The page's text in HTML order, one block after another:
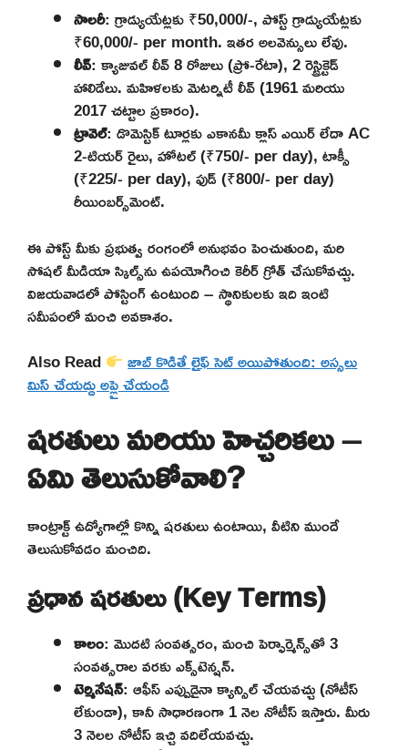
సాలరీ: గ్రాడ్యుయేట్లకు ₹50,000/-, పోస్ట్ గ్రాడ్యుయేట్లకు
₹60,000/- per month. ఇతర అలవెన్సులు లేవు.
లీవ్: క్యాజువల్ లీవ్ 8 రోజులు (ప్రో-రేటా), 2 రెస్ట్రిక్టెడ్
హాలిడేలు. మహిళలకు మెటర్నిటీ లీవ్ (1961 మరియు
2017 చట్టాల ప్రకారం).
ట్రావెల్: డొమెస్టిక్ టూర్లకు ఎకానమీ క్లాస్ ఎయిర్ లేదా AC
2-టియర్ రైలు, హోటల్ (₹750/- per day), టాక్సీ
(₹225/- per day), ఫుడ్ (₹800/- per day)
రీయింబర్స్‌మెంట్.
ఈ పోస్ట్ మీకు ప్రభుత్వ రంగంలో అనుభవం పెంచుతుంది, మరి
సోషల్ మీడియా స్కిల్స్‌ను ఉపయోగించి కెరీర్ గ్రోత్ చేసుకోవచ్చు.
విజయవాడలో పోస్టింగ్ ఉంటుంది – స్థానికులకు ఇది ఇంటి
సమీపంలో మంచి అవకాశం.
Also Read
జాబ్ కొడితే లైఫ్ సెట్ అయిపోతుంది: అస్సలు
మిస్ చేయద్దు అప్లై చేయండి
షరతులు మరియు హెచ్చరికలు –
ఏమి తెలుసుకోవాలి?
కాంట్రాక్ట్ ఉద్యోగాల్లో కొన్ని షరతులు ఉంటాయి, వీటిని ముందే
తెలుసుకోవడం మంచిది.
ప్రధాన షరతులు (Key Terms)
కాలం: మొదటి సంవత్సరం, మంచి పెర్ఫార్మెన్స్‌తో 3
సంవత్సరాల వరకు ఎక్స్‌టెన్షన్.
టెర్మినేషన్: ఆఫీస్ ఎప్పుడైనా క్యాన్సిల్ చేయవచ్చు (నోటీస్
లేకుండా), కానీ సాధారణంగా 1 నెల నోటీస్ ఇస్తారు. మీరు
3 నెలల నోటీస్ ఇచ్చి వదిలేయవచ్చు.